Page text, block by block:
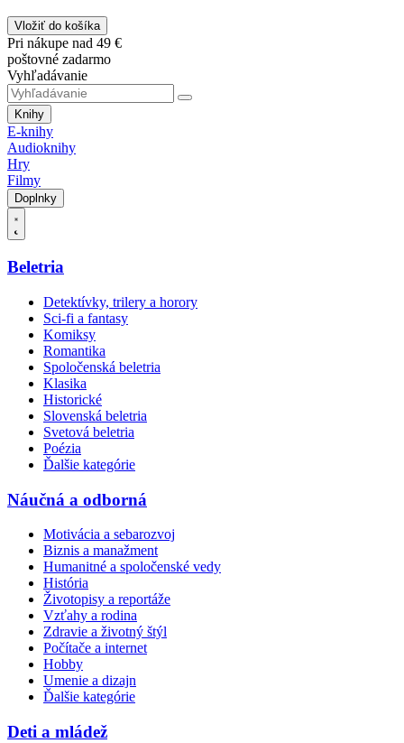
Vložiť do košíka
Pri nákupe nad 49 €
poštovné zadarmo
Vyhľadávanie
Knihy
E-knihy
Audioknihy
Hry
Filmy
Doplnky
Beletria
Detektívky, trilery a horory
Sci-fi a fantasy
Komiksy
Romantika
Spoločenská beletria
Klasika
Historické
Slovenská beletria
Svetová beletria
Poézia
Ďalšie kategórie
Náučná a odborná
Motivácia a sebarozvoj
Biznis a manažment
Humanitné a spoločenské vedy
História
Životopisy a reportáže
Vzťahy a rodina
Zdravie a životný štýl
Počítače a internet
Hobby
Umenie a dizajn
Ďalšie kategórie
Deti a mládež